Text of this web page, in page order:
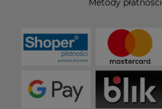
Metody